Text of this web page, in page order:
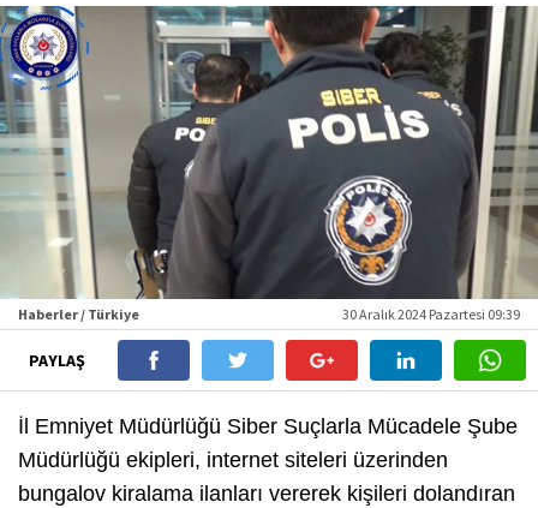
Haberler / Türkiye 30 Aralık 2024 Pazartesi 09:39
PAYLAŞ
İl Emniyet Müdürlüğü Siber Suçlarla Mücadele Şube
Müdürlüğü ekipleri, internet siteleri üzerinden
bungalov kiralama ilanları vererek kişileri dolandıran